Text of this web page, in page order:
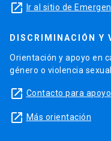
launch Ir al sitio de
DISCRIMINACIÓN Y
Orientación y apoyo en
género o violencia
launch Contacto para apoyo
launch Más orientación